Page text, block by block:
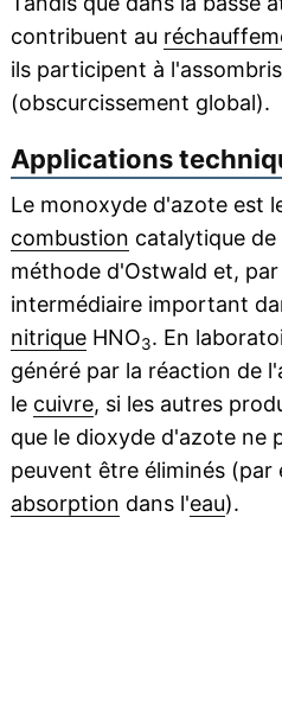
contribuent au
ils participent à
(obscurcissement global).
Applications
Le monoxyde d'azote est
combustion catalytique de
méthode d'Ostwald et,
intermédiaire important
nitriqueHNO3. En
généré par la réaction de
le cuivre, si les autres
que le dioxyde d'azote ne
peuvent être éliminés (par
absorption dans l'eau).